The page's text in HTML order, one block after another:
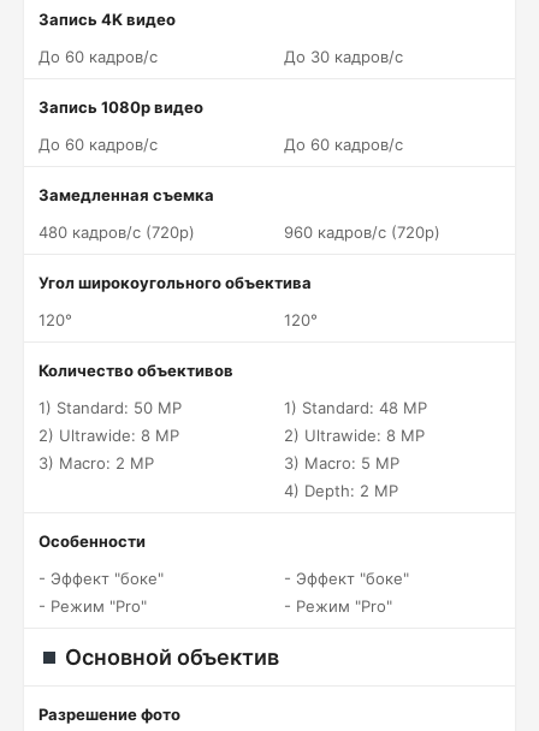
Запись 4K видео
До 60 кадров/c
До 30 кадров/c
Запись 1080p видео
До 60 кадров/c
До 60 кадров/c
Замедленная съемка
480 кадров/c (720p)
960 кадров/c (720p)
Угол широкоугольного объектива
120°
120°
Количество объективов
1) Standard: 50 MP
2) Ultrawide: 8 MP
3) Macro: 2 MP
1) Standard: 48 MP
2) Ultrawide: 8 MP
3) Macro: 5 MP
4) Depth: 2 MP
Особенности
- Эффект "боке"
- Режим "Pro"
- Эффект "боке"
- Режим "Pro"
Основной объектив
Разрешение фото